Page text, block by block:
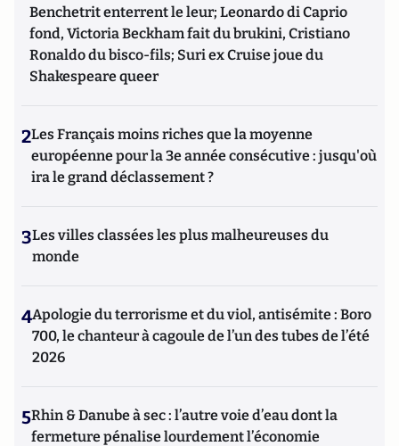
Benchetrit enterrent le leur; Leonardo di Caprio
fond, Victoria Beckham fait du brukini, Cristiano
Ronaldo du bisco-fils; Suri ex Cruise joue du
Shakespeare queer
2Les Français moins riches que la moyenne
européenne pour la 3e année consécutive : jusqu'où
ira le grand déclassement ?
3Les villes classées les plus malheureuses du
monde
4Apologie du terrorisme et du viol, antisémite : Boro
700, le chanteur à cagoule de l’un des tubes de l’été
2026
5Rhin & Danube à sec : l’autre voie d’eau dont la
fermeture pénalise lourdement l’économie